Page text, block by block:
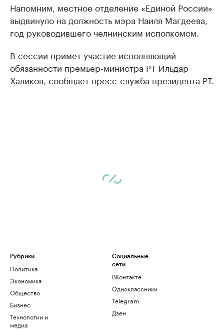
Напомним, местное отделение «Единой России»
выдвинуло на должность мэра Наиля Магдеева,
год руководившего челнинским исполкомом.
В сессии примет участие исполняющий
обязанности премьер-министра РТ Ильдар
Халиков, сообщает пресс-служба президента РТ.
Рубрики
Политика
Экономика
Общество
Бизнес
Технологии и
медиа
Социальные
сети
ВКонтакте
Одноклассники
Telegram
Дзен